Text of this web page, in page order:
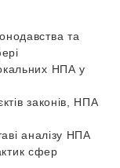
та
НПА у
законів, НПА
аналізу НПА
сфер